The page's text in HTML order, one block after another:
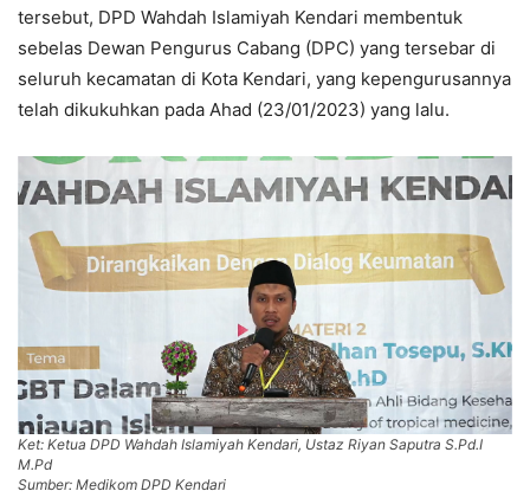
tersebut, DPD Wahdah Islamiyah Kendari membentuk
sebelas Dewan Pengurus Cabang (DPC) yang tersebar di
seluruh kecamatan di Kota Kendari, yang kepengurusannya
telah dikukuhkan pada Ahad (23/01/2023) yang lalu.
Ket: Ketua DPD Wahdah Islamiyah Kendari, Ustaz Riyan Saputra S.Pd.I
M.Pd
Sumber: Medikom DPD Kendari